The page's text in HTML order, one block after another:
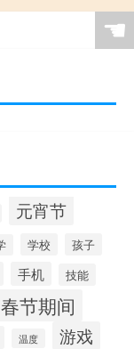
☚
元宵节
学校 孩子
手机 技能
春节期间
温度 游戏